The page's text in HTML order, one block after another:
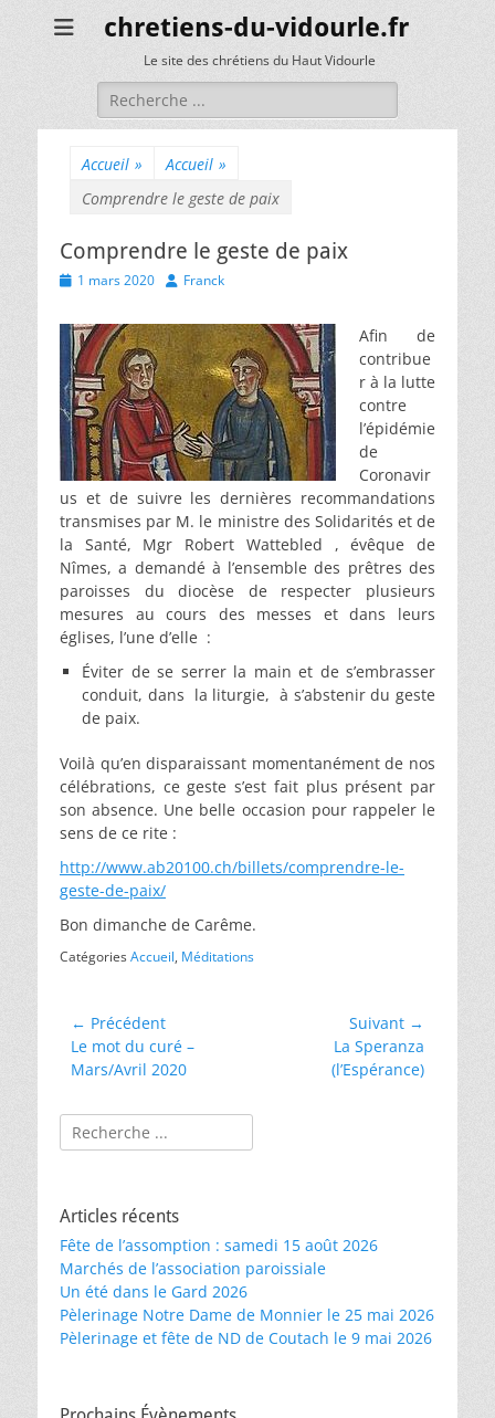
chretiens-du-vidourle.fr
Le site des chrétiens du Haut Vidourle
Rechercher :
Accueil » Accueil »
Comprendre le geste de paix
Comprendre le geste de paix
Posted1 mars 2020 AuthorFranck
Afin de
contribue
r à la lutte
contre
l’épidémie
de
Coronavir
us et de suivre les dernières recommandations
transmises par M. le ministre des Solidarités et de
la Santé, Mgr Robert Wattebled , évêque de
Nîmes, a demandé à l’ensemble des prêtres des
paroisses du diocèse de respecter plusieurs
mesures au cours des messes et dans leurs
églises, l’une d’elle :
Éviter de se serrer la main et de s’embrasser
conduit, dans la liturgie, à s’abstenir du geste
de paix.
Voilà qu’en disparaissant momentanément de nos
célébrations, ce geste s’est fait plus présent par
son absence. Une belle occasion pour rappeler le
sens de ce rite :
http://www.ab20100.ch/billets/comprendre-le-
geste-de-paix/
Bon dimanche de Carême.
CatégoriesAccueil, Méditations
Navigation
de
l’article
← Précédent
Article
précédent :
Le mot du curé –
Mars/Avril 2020
Suivant →
La Speranza
(l’Espérance)
Rechercher :
Articles récents
Fête de l’assomption : samedi 15 août 2026
Marchés de l’association paroissiale
Un été dans le Gard 2026
Pèlerinage Notre Dame de Monnier le 25 mai 2026
Pèlerinage et fête de ND de Coutach le 9 mai 2026